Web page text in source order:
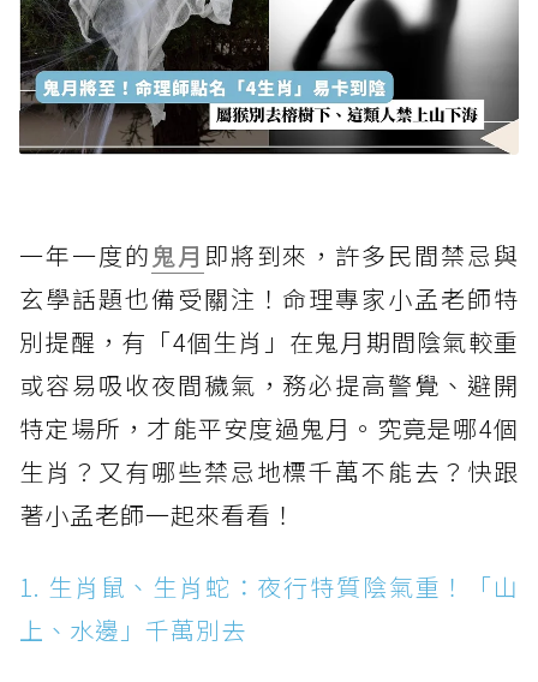
一年一度的 鬼月 即將到來，許多民間禁忌與
玄學話題也備受關注！命理專家小孟老師特
別提醒，有「4個生肖」在鬼月期間陰氣較重
或容易吸收夜間穢氣，務必提高警覺、避開
特定場所，才能平安度過鬼月。究竟是哪4個
生肖？又有哪些禁忌地標千萬不能去？快跟
著小孟老師一起來看看！
1. 生肖鼠、生肖蛇：夜行特質陰氣重！「山
上、水邊」千萬別去